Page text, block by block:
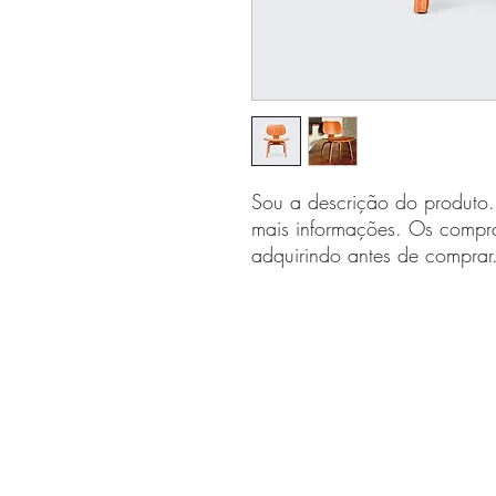
Sou a descrição do
mais informações. Os
adquirindo antes de comprar.